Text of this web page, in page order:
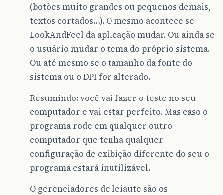
(botões muito grandes ou pequenos demais,
textos cortados…). O mesmo acontece se
LookAndFeel da aplicação mudar. Ou ainda se
o usuário mudar o tema do próprio sistema.
Ou até mesmo se o tamanho da fonte do
sistema ou o DPI for alterado.
Resumindo: você vai fazer o teste no seu
computador e vai estar perfeito. Mas caso o
programa rode em qualquer outro
computador que tenha qualquer
configuração de exibição diferente do seu o
programa estará inutilizável.
O gerenciadores de leiaute são os